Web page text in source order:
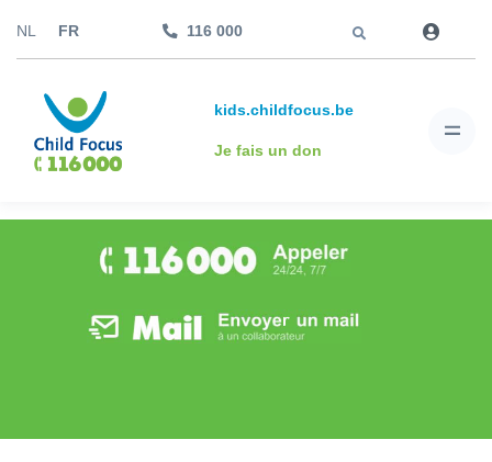
NL FR 116 000
kids.childfocus.be
Je fais un don